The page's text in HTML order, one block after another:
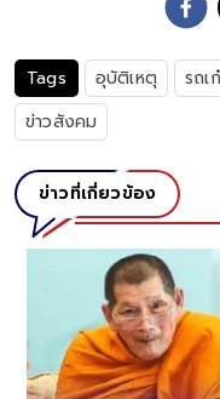
Tags อุบัติเหตุ รถเ
ข่าวสังคม
ข่าวที่เกี่ยวข้อง